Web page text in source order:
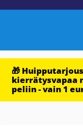
🎁
kierrätysvapaa
peliin - vain 1